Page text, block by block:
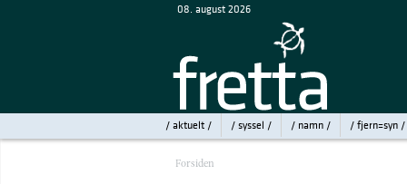
08. august 2026
/ aktuelt / / syssel / / namn / / fjern=syn /
Forsiden